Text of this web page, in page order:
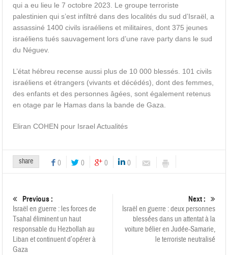
qui a eu lieu le 7 octobre 2023. Le groupe terroriste
palestinien qui s’est infiltré dans des localités du sud d’Israël, a
assassiné 1400 civils israéliens et militaires, dont 375 jeunes
israéliens tués sauvagement lors d’une rave party dans le sud
du Néguev.
L’état hébreu recense aussi plus de 10 000 blessés. 101 civils
israéliens et étrangers (vivants et décédés), dont des femmes,
des enfants et des personnes âgées, sont également retenus
en otage par le Hamas dans la bande de Gaza.
Eliran COHEN pour Israel Actualités
share 0 0 0 0
Previous :
Israël en guerre : les forces de
Tsahal éliminent un haut
responsable du Hezbollah au
Liban et continuent d’opérer à
Gaza
Next :
Israël en guerre : deux personnes
blessées dans un attentat à la
voiture bélier en Judée-Samarie,
le terroriste neutralisé